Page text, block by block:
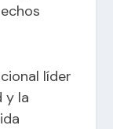
líder
y la